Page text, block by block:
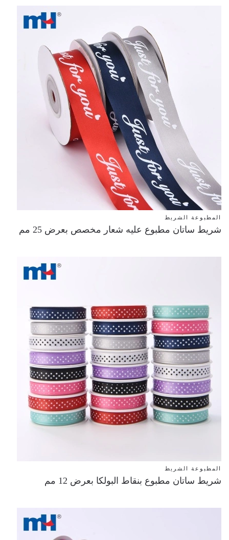
المطبوعة الشريط
شريط ساتان مطبوع عليه شعار مخصص بعرض 25 مم
المطبوعة الشريط
شريط ساتان مطبوع بنقاط البولكا بعرض 12 مم